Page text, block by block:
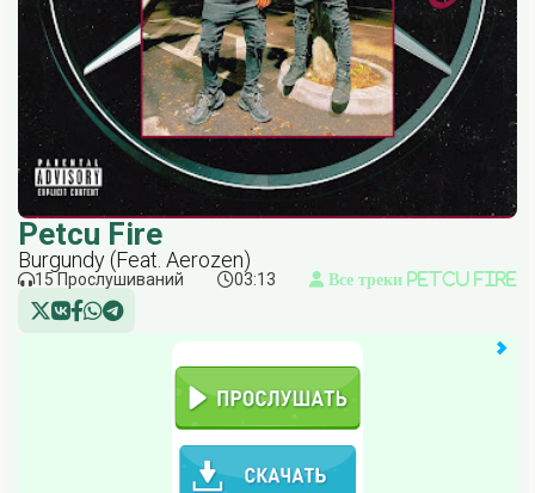
Petcu Fire
Burgundy (Feat. Aerozen)
15 Прослушиваний 03:13 Все треки Petcu Fire